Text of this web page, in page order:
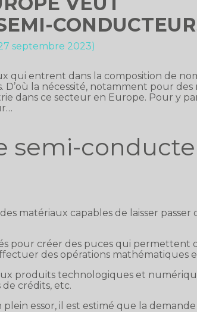
septembre 2023)
qui entrent dans la composition de
la nécessité, notamment pour des
dans ce secteur en Europe. Pour y
semi-
matériaux capables de laisser passer
pour créer des puces qui permettent
des opérations mathématiques
produits technologiques et
crédits, etc.
essor, il est estimé que la demande